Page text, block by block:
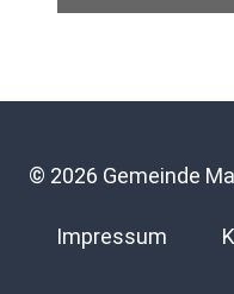
© 2026 Gemeinde
Impressum